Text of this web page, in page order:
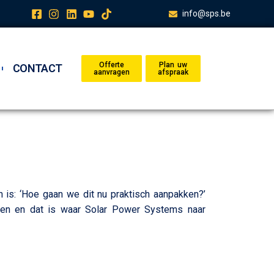
info@sps.be
CONTACT
Offerte
aanvragen
Plan uw
afspraak
‘Hoe gaan we dit nu praktisch aanpakken?’
en dat is waar Solar Power Systems naar